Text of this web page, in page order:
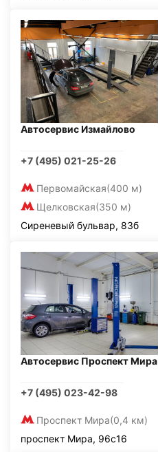
Автосервис Измайлово
+7 (495) 021-25-26
Первомайская(400 м)
Щелковская(350 м)
Сиреневый бульвар, 83б
Автосервис Проспект Мира
+7 (495) 023-42-98
Проспект Мира(0,4 км)
проспект Мира, 96с16